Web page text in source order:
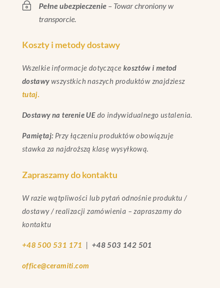
~ Pełne ubezpieczenie– Towar chroniony w
transporcie.
Koszty i metody dostawy
Wszelkie informacje dotyczące kosztów i metod
dostawywszystkich naszych produktów znajdziesz
tutaj.
Dostawy na terenie UE do indywidualnego ustalenia.
Pamiętaj: Przy łączeniu produktów obowiązuje
stawka za najdroższą klasę wysyłkową.
Zapraszamy do kontaktu
W razie wątpliwości lub pytań odnośnie produktu /
dostawy / realizacji zamówienia – zapraszamy do
kontaktu
+48 500 531 171 | +48 503 142 501
office@ceramiti.com